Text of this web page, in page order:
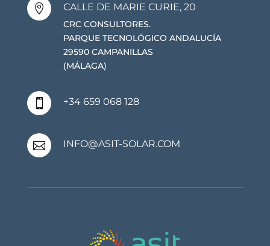
 CALLE DE MARIE CURIE, 20
CRC CONSULTORES.
PARQUE TECNOLÓGICO ANDALUCÍA
29590 CAMPANILLAS
(MÁLAGA)
 +34 659 068 128
 INFO@ASIT-SOLAR.COM